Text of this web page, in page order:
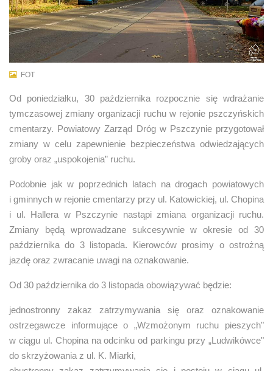
FOT
Od poniedziałku, 30 października rozpocznie się wdrażanie
tymczasowej zmiany organizacji ruchu w rejonie pszczyńskich
cmentarzy. Powiatowy Zarząd Dróg w Pszczynie przygotował
zmiany w celu zapewnienie bezpieczeństwa odwiedzających
groby oraz „uspokojenia” ruchu.
Podobnie jak w poprzednich latach na drogach powiatowych
i gminnych w rejonie cmentarzy przy ul. Katowickiej, ul. Chopina
i ul. Hallera w Pszczynie nastąpi zmiana organizacji ruchu.
Zmiany będą wprowadzane sukcesywnie w okresie od 30
października do 3 listopada. Kierowców prosimy o ostrożną
jazdę oraz zwracanie uwagi na oznakowanie.
Od 30 października do 3 listopada obowiązywać będzie:
jednostronny zakaz zatrzymywania się oraz oznakowanie
ostrzegawcze informujące o „Wzmożonym ruchu pieszych"
w ciągu ul. Chopina na odcinku od parkingu przy „Ludwikówce"
do skrzyżowania z ul. K. Miarki,